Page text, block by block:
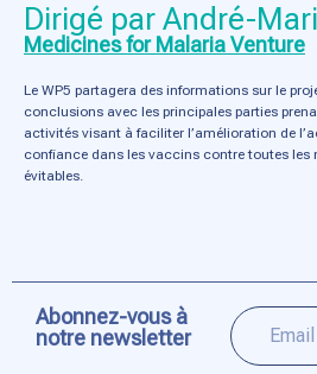
Dirigé par André-
Medicines for Malaria Venture
Le WP5 partagera des informations sur le
conclusions avec les principales parties
activités visant à faciliter l’amélioration de
confiance dans les vaccins contre toutes les
évitables.
Abonnez-vous à
notre newsletter